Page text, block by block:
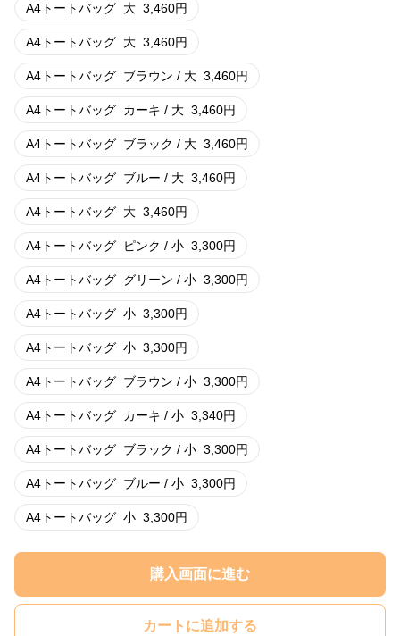
A4トートバッグ 大 3,460円
A4トートバッグ 大 3,460円
A4トートバッグ ブラウン / 大 3,460円
A4トートバッグ カーキ / 大 3,460円
A4トートバッグ ブラック / 大 3,460円
A4トートバッグ ブルー / 大 3,460円
A4トートバッグ 大 3,460円
A4トートバッグ ピンク / 小 3,300円
A4トートバッグ グリーン / 小 3,300円
A4トートバッグ 小 3,300円
A4トートバッグ 小 3,300円
A4トートバッグ ブラウン / 小 3,300円
A4トートバッグ カーキ / 小 3,340円
A4トートバッグ ブラック / 小 3,300円
A4トートバッグ ブルー / 小 3,300円
A4トートバッグ 小 3,300円
購入画面に進む
カートに追加する